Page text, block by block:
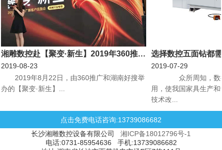
湘雕数控赴【聚变·新生】2019年360推广新客户见面会机械行业专场会议
2019-08-23
​2019年8月22日，由360推广和湖南好搜举
办的【聚变·新生】...
选择数控五面钻都
2019-07-29
众所周知，数
用，使我国家具生产
技术改...
点击免费电话咨询:13739086682
长沙湘雕数控设备有限公司 湘ICP备18012796号-1
电话:0731-85954636 手机:13739086682